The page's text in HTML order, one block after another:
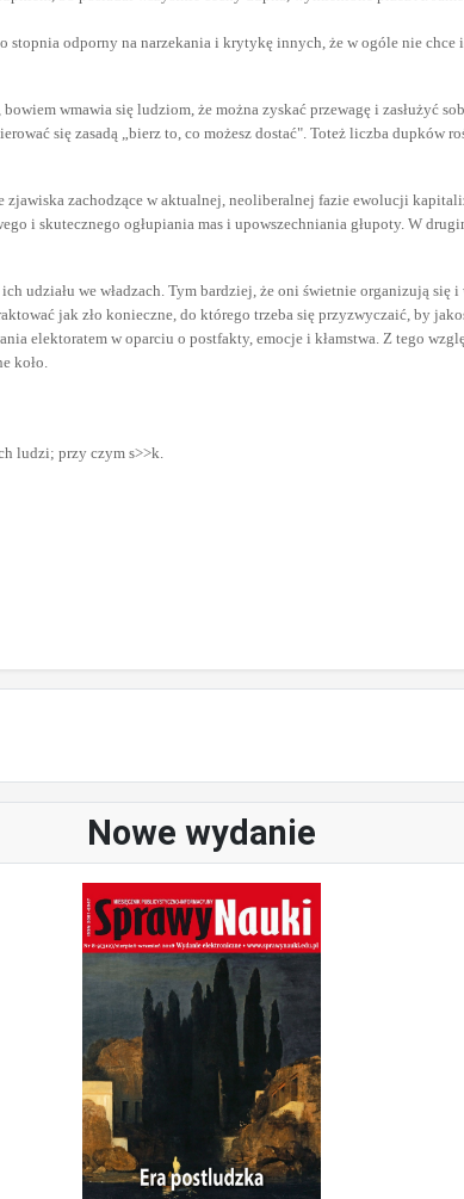
Nowe wydanie
odporny na narzekania i krytykę innych, że w ogóle nie chce
wmawia się ludziom, że można zyskać przewagę i zasłużyć
się zasadą „bierz to, co możesz dostać". Toteż liczba dupków
zachodzące w aktualnej, neoliberalnej fazie ewolucji
i skutecznego ogłupiania mas i upowszechniania głupoty. W
udziału we władzach. Tym bardziej, że oni świetnie organizują się
jak zło konieczne, do którego trzeba się przyzwyczaić, by
elektoratem w oparciu o postfakty, emocje i kłamstwa. Z tego
koło.
ludzi; przy czym s>>k.